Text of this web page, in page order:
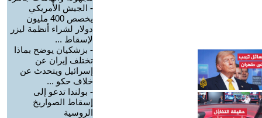
- الجيش الأمريكي
يخصص 400 مليون
دولار لشراء أنظمة ليزر
لإسقاط ...
- بزشكيان يوضح بماذا
تختلف إيران عن
إسرائيل ويتحدث عن
خلاف حكو ...
- بولندا تدعو إلى
إسقاط الصواريخ
الروسية